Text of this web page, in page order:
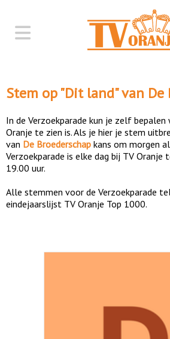
Stem op "Dit land" van De
In de Verzoekparade kun je zelf
Oranje te zien is. Als je hier je stem
van De Broederschap kans om morgen
Verzoekparade is elke dag bij TV
19.00 uur.
Alle stemmen voor de Verzoekparade
eindejaarslijst TV Oranje Top 1000.